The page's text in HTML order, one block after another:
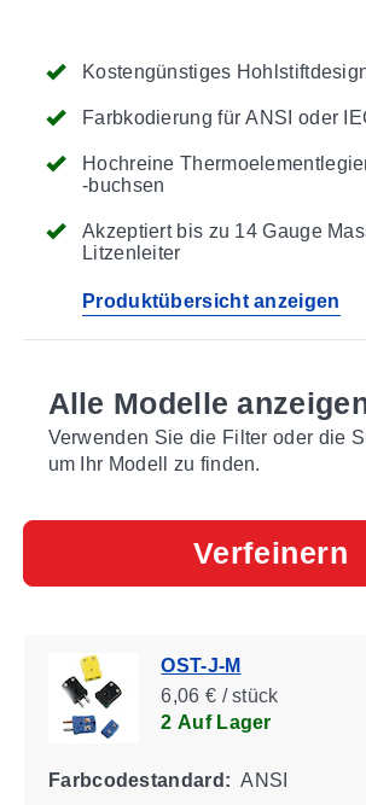
Kostengünstiges
Farbkodierung für ANSI oder
Hochreine
-buchsen
Akzeptiert bis zu 14 Gauge
Litzenleiter
Produktübersicht anzeigen
Alle Modelle
Verwenden Sie die Filter oder die
um Ihr Modell zu finden.
Verfeinern
OST-J-M
6,06 € / stück
2 Auf Lager
Farbcodestandard: ANSI